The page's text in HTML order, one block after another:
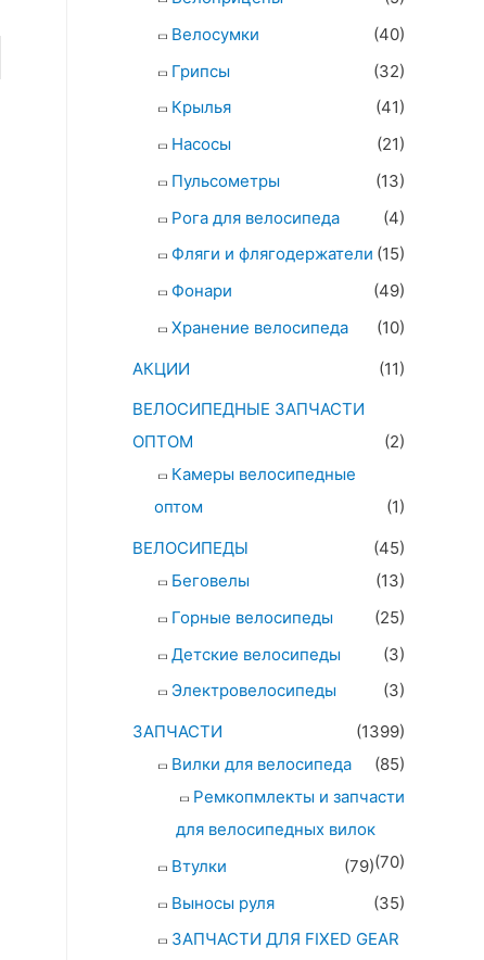
Велосумки
(40)
Грипсы
(32)
Крылья
(41)
Насосы
(21)
Пульсометры
(13)
Рога для велосипеда
(4)
Фляги и флягодержатели (15)
Фонари
(49)
Хранение велосипеда
(10)
АКЦИИ
(11)
ВЕЛОСИПЕДНЫЕ ЗАПЧАСТИ
ОПТОМ
(2)
Камеры велосипедные
оптом
(1)
ВЕЛОСИПЕДЫ
(45)
Беговелы
(13)
Горные велосипеды
(25)
Детские велосипеды
(3)
Электровелосипеды
(3)
ЗАПЧАСТИ
(1399)
Вилки для велосипеда
(85)
Ремкопмлекты и запчасти
для велосипедных вилок
(70)
Втулки
(79)
Выносы руля
(35)
ЗАПЧАСТИ ДЛЯ FIXED GEAR